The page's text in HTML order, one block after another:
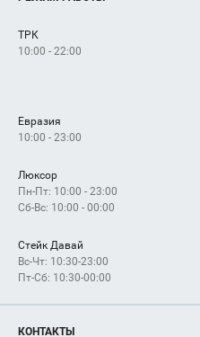
Как добраться
ТРК
10:00 - 22:00
Евразия
10:00 - 23:00
Люксор
Пн-Пт: 10:00 - 23:00
Сб-Вс: 10:00 - 00:00
Стейк Давай
Вс-Чт: 10:30-23:00
Пт-Сб: 10:30-00:00
КОНТАКТЫ